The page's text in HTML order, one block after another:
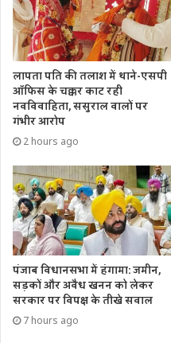
जिलों के चक्‍कर नहीं काटने पड़ेंगे।
लापता पति की तलाश में थाने-एसपी
ऑफिस के चक्कर काट रही
नवविवाहिता, ससुराल वालों पर
गंभीर आरोप
2 hours ago
पंजाब विधानसभा में हंगामा: जमीन,
सड़कों और अवैध खनन को लेकर
सरकार पर विपक्ष के तीखे सवाल
7 hours ago